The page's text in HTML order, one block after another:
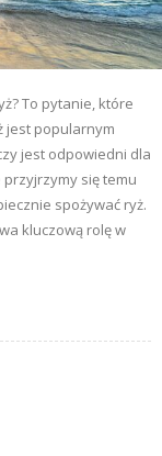
To pytanie, które
jest popularnym
jest odpowiedni dla
przyjrzymy się temu
spożywać ryż.
kluczową rolę w